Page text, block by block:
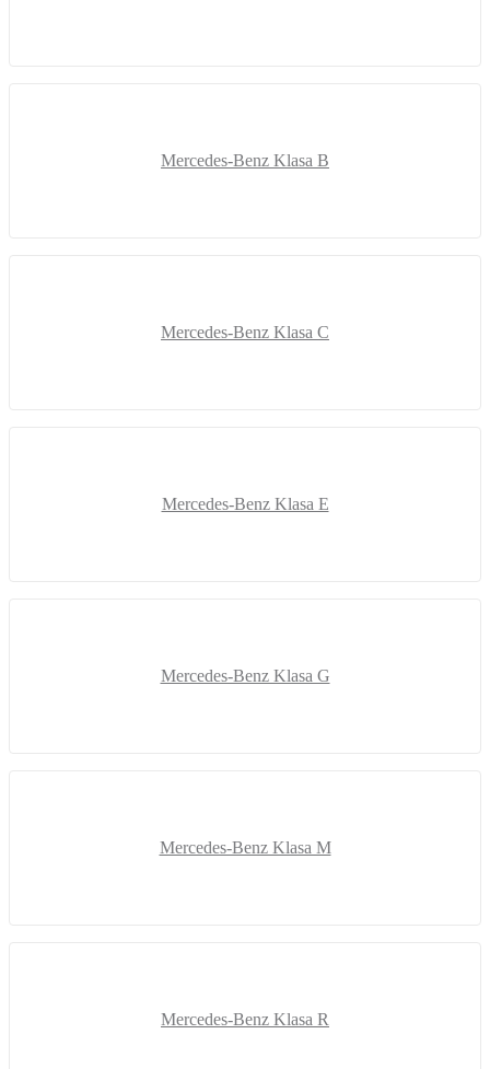
Mercedes-Benz Klasa B
Mercedes-Benz Klasa C
Mercedes-Benz Klasa E
Mercedes-Benz Klasa G
Mercedes-Benz Klasa M
Mercedes-Benz Klasa R